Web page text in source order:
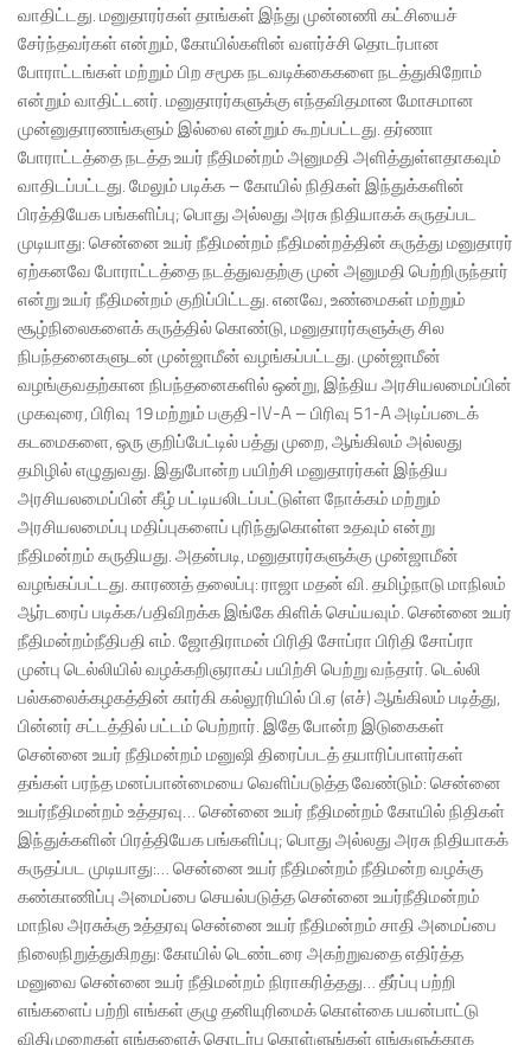
வாதிட்டது. மனுதாரர்கள் தாங்கள் இந்து முன்னணி கட்சியைச்
சேர்ந்தவர்கள் என்றும், கோயில்களின் வளர்ச்சி தொடர்பான
போராட்டங்கள் மற்றும் பிற சமூக நடவடிக்கைகளை நடத்துகிறோம்
என்றும் வாதிட்டனர். மனுதாரர்களுக்கு எந்தவிதமான மோசமான
முன்னுதாரணங்களும் இல்லை என்றும் கூறப்பட்டது. தர்ணா
போராட்டத்தை நடத்த உயர் நீதிமன்றம் அனுமதி அளித்துள்ளதாகவும்
வாதிடப்பட்டது. மேலும் படிக்க – கோயில் நிதிகள் இந்துக்களின்
பிரத்தியேக பங்களிப்பு; பொது அல்லது அரசு நிதியாகக் கருதப்பட
முடியாது: சென்னை உயர் நீதிமன்றம் நீதிமன்றத்தின் கருத்து மனுதாரர்
ஏற்கனவே போராட்டத்தை நடத்துவதற்கு முன் அனுமதி பெற்றிருந்தார்
என்று உயர் நீதிமன்றம் குறிப்பிட்டது. எனவே, உண்மைகள் மற்றும்
சூழ்நிலைகளைக் கருத்தில் கொண்டு, மனுதாரர்களுக்கு சில
நிபந்தனைகளுடன் முன்ஜாமீன் வழங்கப்பட்டது. முன்ஜாமீன்
வழங்குவதற்கான நிபந்தனைகளில் ஒன்று, இந்திய அரசியலமைப்பின்
முகவுரை, பிரிவு 19 மற்றும் பகுதி-IV-A – பிரிவு 51-A அடிப்படைக்
கடமைகளை, ஒரு குறிப்பேட்டில் பத்து முறை, ஆங்கிலம் அல்லது
தமிழில் எழுதுவது. இதுபோன்ற பயிற்சி மனுதாரர்கள் இந்திய
அரசியலமைப்பின் கீழ் பட்டியலிடப்பட்டுள்ள நோக்கம் மற்றும்
அரசியலமைப்பு மதிப்புகளைப் புரிந்துகொள்ள உதவும் என்று
நீதிமன்றம் கருதியது. அதன்படி, மனுதாரர்களுக்கு முன்ஜாமீன்
வழங்கப்பட்டது. காரணத் தலைப்பு: ராஜா மதன் வி. தமிழ்நாடு மாநிலம்
ஆர்டரைப் படிக்க/பதிவிறக்க இங்கே கிளிக் செய்யவும். சென்னை உயர்
நீதிமன்றம்நீதிபதி எம். ஜோதிராமன் பிரிதி சோப்ரா பிரிதி சோப்ரா
முன்பு டெல்லியில் வழக்கறிஞராகப் பயிற்சி பெற்று வந்தார். டெல்லி
பல்கலைக்கழகத்தின் கார்கி கல்லூரியில் பி.ஏ (எச்) ஆங்கிலம் படித்து,
பின்னர் சட்டத்தில் பட்டம் பெற்றார். இதே போன்ற இடுகைகள்
சென்னை உயர் நீதிமன்றம் மனுஷி திரைப்படத் தயாரிப்பாளர்கள்
தங்கள் பரந்த மனப்பான்மையை வெளிப்படுத்த வேண்டும்: சென்னை
உயர்நீதிமன்றம் உத்தரவு… சென்னை உயர் நீதிமன்றம் கோயில் நிதிகள்
இந்துக்களின் பிரத்தியேக பங்களிப்பு; பொது அல்லது அரசு நிதியாகக்
கருதப்பட முடியாது:… சென்னை உயர் நீதிமன்றம் நீதிமன்ற வழக்கு
கண்காணிப்பு அமைப்பை செயல்படுத்த சென்னை உயர்நீதிமன்றம்
மாநில அரசுக்கு உத்தரவு சென்னை உயர் நீதிமன்றம் சாதி அமைப்பை
நிலைநிறுத்துகிறது: கோயில் டெண்டரை அகற்றுவதை எதிர்த்த
மனுவை சென்னை உயர் நீதிமன்றம் நிராகரித்தது… தீர்ப்பு பற்றி
எங்களைப் பற்றி எங்கள் குழு தனியுரிமைக் கொள்கை பயன்பாட்டு
விதிமுறைகள் எங்களைத் தொடர்பு கொள்ளுங்கள் எங்களுக்காக